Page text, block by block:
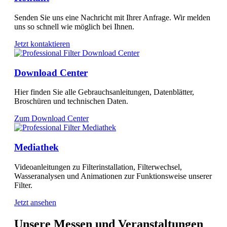
Senden Sie uns eine Nachricht mit Ihrer Anfrage. Wir melden
uns so schnell wie möglich bei Ihnen.
Jetzt kontaktieren
Download Center
Hier finden Sie alle Gebrauchsanleitungen, Datenblätter,
Broschüren und technischen Daten.
Zum Download Center
Mediathek
Videoanleitungen zu Filterinstallation, Filterwechsel,
Wasseranalysen und Animationen zur Funktionsweise unserer
Filter.
Jetzt ansehen
Unsere Messen und Veranstaltungen